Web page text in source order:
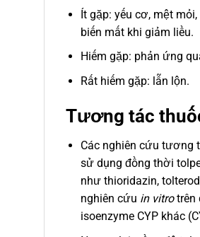
Ít gặp: yếu cơ, mệt
biến mất khi giảm liều.
Hiếm gặp: phản ứng
Rất hiếm gặp: lẫn lộn.
Tương tác
Các nghiên cứu tương
sử dụng đồng thời
như thioridazin,
nghiên cứu in vitrotrên
isoenzyme CYP khác